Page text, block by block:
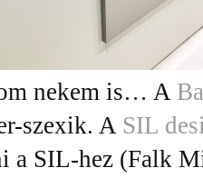
nekem is… A
szexik. A SIL
a SIL-hez (Falk